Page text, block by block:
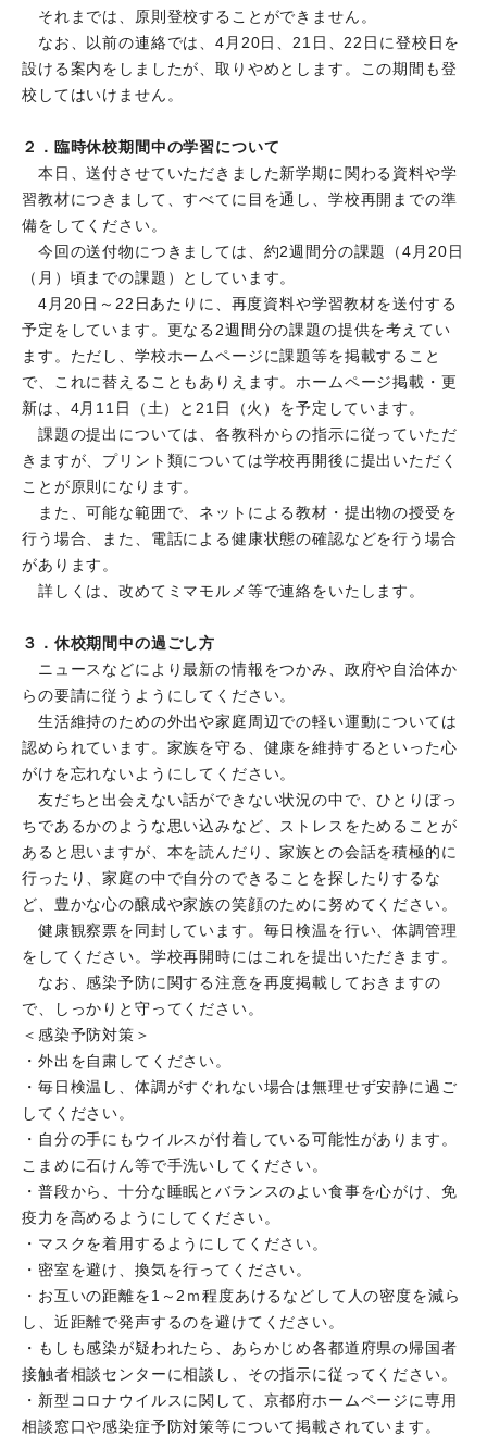
それまでは、原則登校することができません。
なお、以前の連絡では、4月20日、21日、22日に登校日を
設ける案内をしましたが、取りやめとします。この期間も登
校してはいけません。
２．臨時休校期間中の学習について
本日、送付させていただきました新学期に関わる資料や学
習教材につきまして、すべてに目を通し、学校再開までの準
備をしてください。
今回の送付物につきましては、約2週間分の課題（4月20日
（月）頃までの課題）としています。
4月20日～22日あたりに、再度資料や学習教材を送付する
予定をしています。更なる2週間分の課題の提供を考えてい
ます。ただし、学校ホームページに課題等を掲載すること
で、これに替えることもありえます。ホームページ掲載・更
新は、4月11日（土）と21日（火）を予定しています。
課題の提出については、各教科からの指示に従っていただ
きますが、プリント類については学校再開後に提出いただく
ことが原則になります。
また、可能な範囲で、ネットによる教材・提出物の授受を
行う場合、また、電話による健康状態の確認などを行う場合
があります。
詳しくは、改めてミマモルメ等で連絡をいたします。
３．休校期間中の過ごし方
ニュースなどにより最新の情報をつかみ、政府や自治体か
らの要請に従うようにしてください。
生活維持のための外出や家庭周辺での軽い運動については
認められています。家族を守る、健康を維持するといった心
がけを忘れないようにしてください。
友だちと出会えない話ができない状況の中で、ひとりぼっ
ちであるかのような思い込みなど、ストレスをためることが
あると思いますが、本を読んだり、家族との会話を積極的に
行ったり、家庭の中で自分のできることを探したりするな
ど、豊かな心の醸成や家族の笑顔のために努めてください。
健康観察票を同封しています。毎日検温を行い、体調管理
をしてください。学校再開時にはこれを提出いただきます。
なお、感染予防に関する注意を再度掲載しておきますの
で、しっかりと守ってください。
＜感染予防対策＞
・外出を自粛してください。
・毎日検温し、体調がすぐれない場合は無理せず安静に過ご
してください。
・自分の手にもウイルスが付着している可能性があります。
こまめに石けん等で手洗いしてください。
・普段から、十分な睡眠とバランスのよい食事を心がけ、免
疫力を高めるようにしてください。
・マスクを着用するようにしてください。
・密室を避け、換気を行ってください。
・お互いの距離を1～2ｍ程度あけるなどして人の密度を減ら
し、近距離で発声するのを避けてください。
・もしも感染が疑われたら、あらかじめ各都道府県の帰国者
接触者相談センターに相談し、その指示に従ってください。
・新型コロナウイルスに関して、京都府ホームページに専用
相談窓口や感染症予防対策等について掲載されています。